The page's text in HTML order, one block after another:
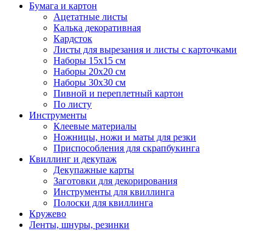
Бумага и картон
Ацетатные листы
Калька декоративная
Кардсток
Листы для вырезания и листы с карточками
Наборы 15х15 см
Наборы 20х20 см
Наборы 30х30 см
Пивной и переплетный картон
По листу
Инструменты
Клеевые материалы
Ножницы, ножи и маты для резки
Приспособления для скрапбукинга
Квиллинг и декупаж
Декупажные карты
Заготовки для декорирования
Инструменты для квиллинга
Полоски для квиллинга
Кружево
Ленты, шнуры, резинки